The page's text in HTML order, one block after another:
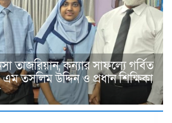
তাজরিয়ান, কন্যার সাফল্যে গর্বিত
তসলিম উদ্দিন ও প্রধান শিক্ষিকা